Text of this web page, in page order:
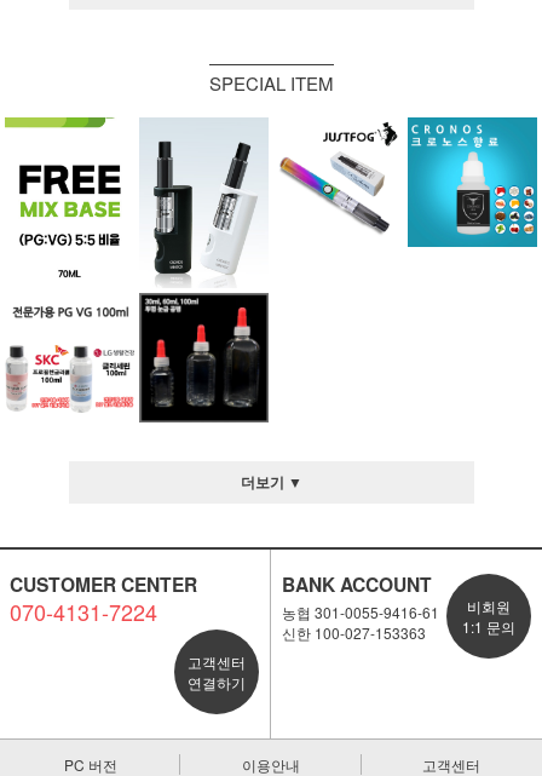
SPECIAL ITEM
더보기 ▼
CUSTOMER CENTER
070-4131-7224
고객센터
연결하기
BANK ACCOUNT
농협 301-0055-9416-61
신한 100-027-153363
비회원
1:1 문의
PC 버전 이용안내 고객센터